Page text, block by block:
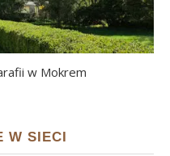
w Mokrem
W SIECI